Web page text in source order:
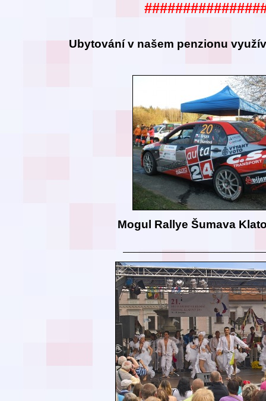
Ubytování v našem penzionu
Mogul Rallye Šumava